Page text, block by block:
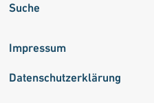
Suche
Impressum
Datenschutzerklärung